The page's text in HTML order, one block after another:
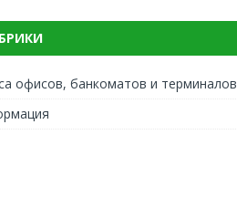
офисов, банкоматов и терминалов